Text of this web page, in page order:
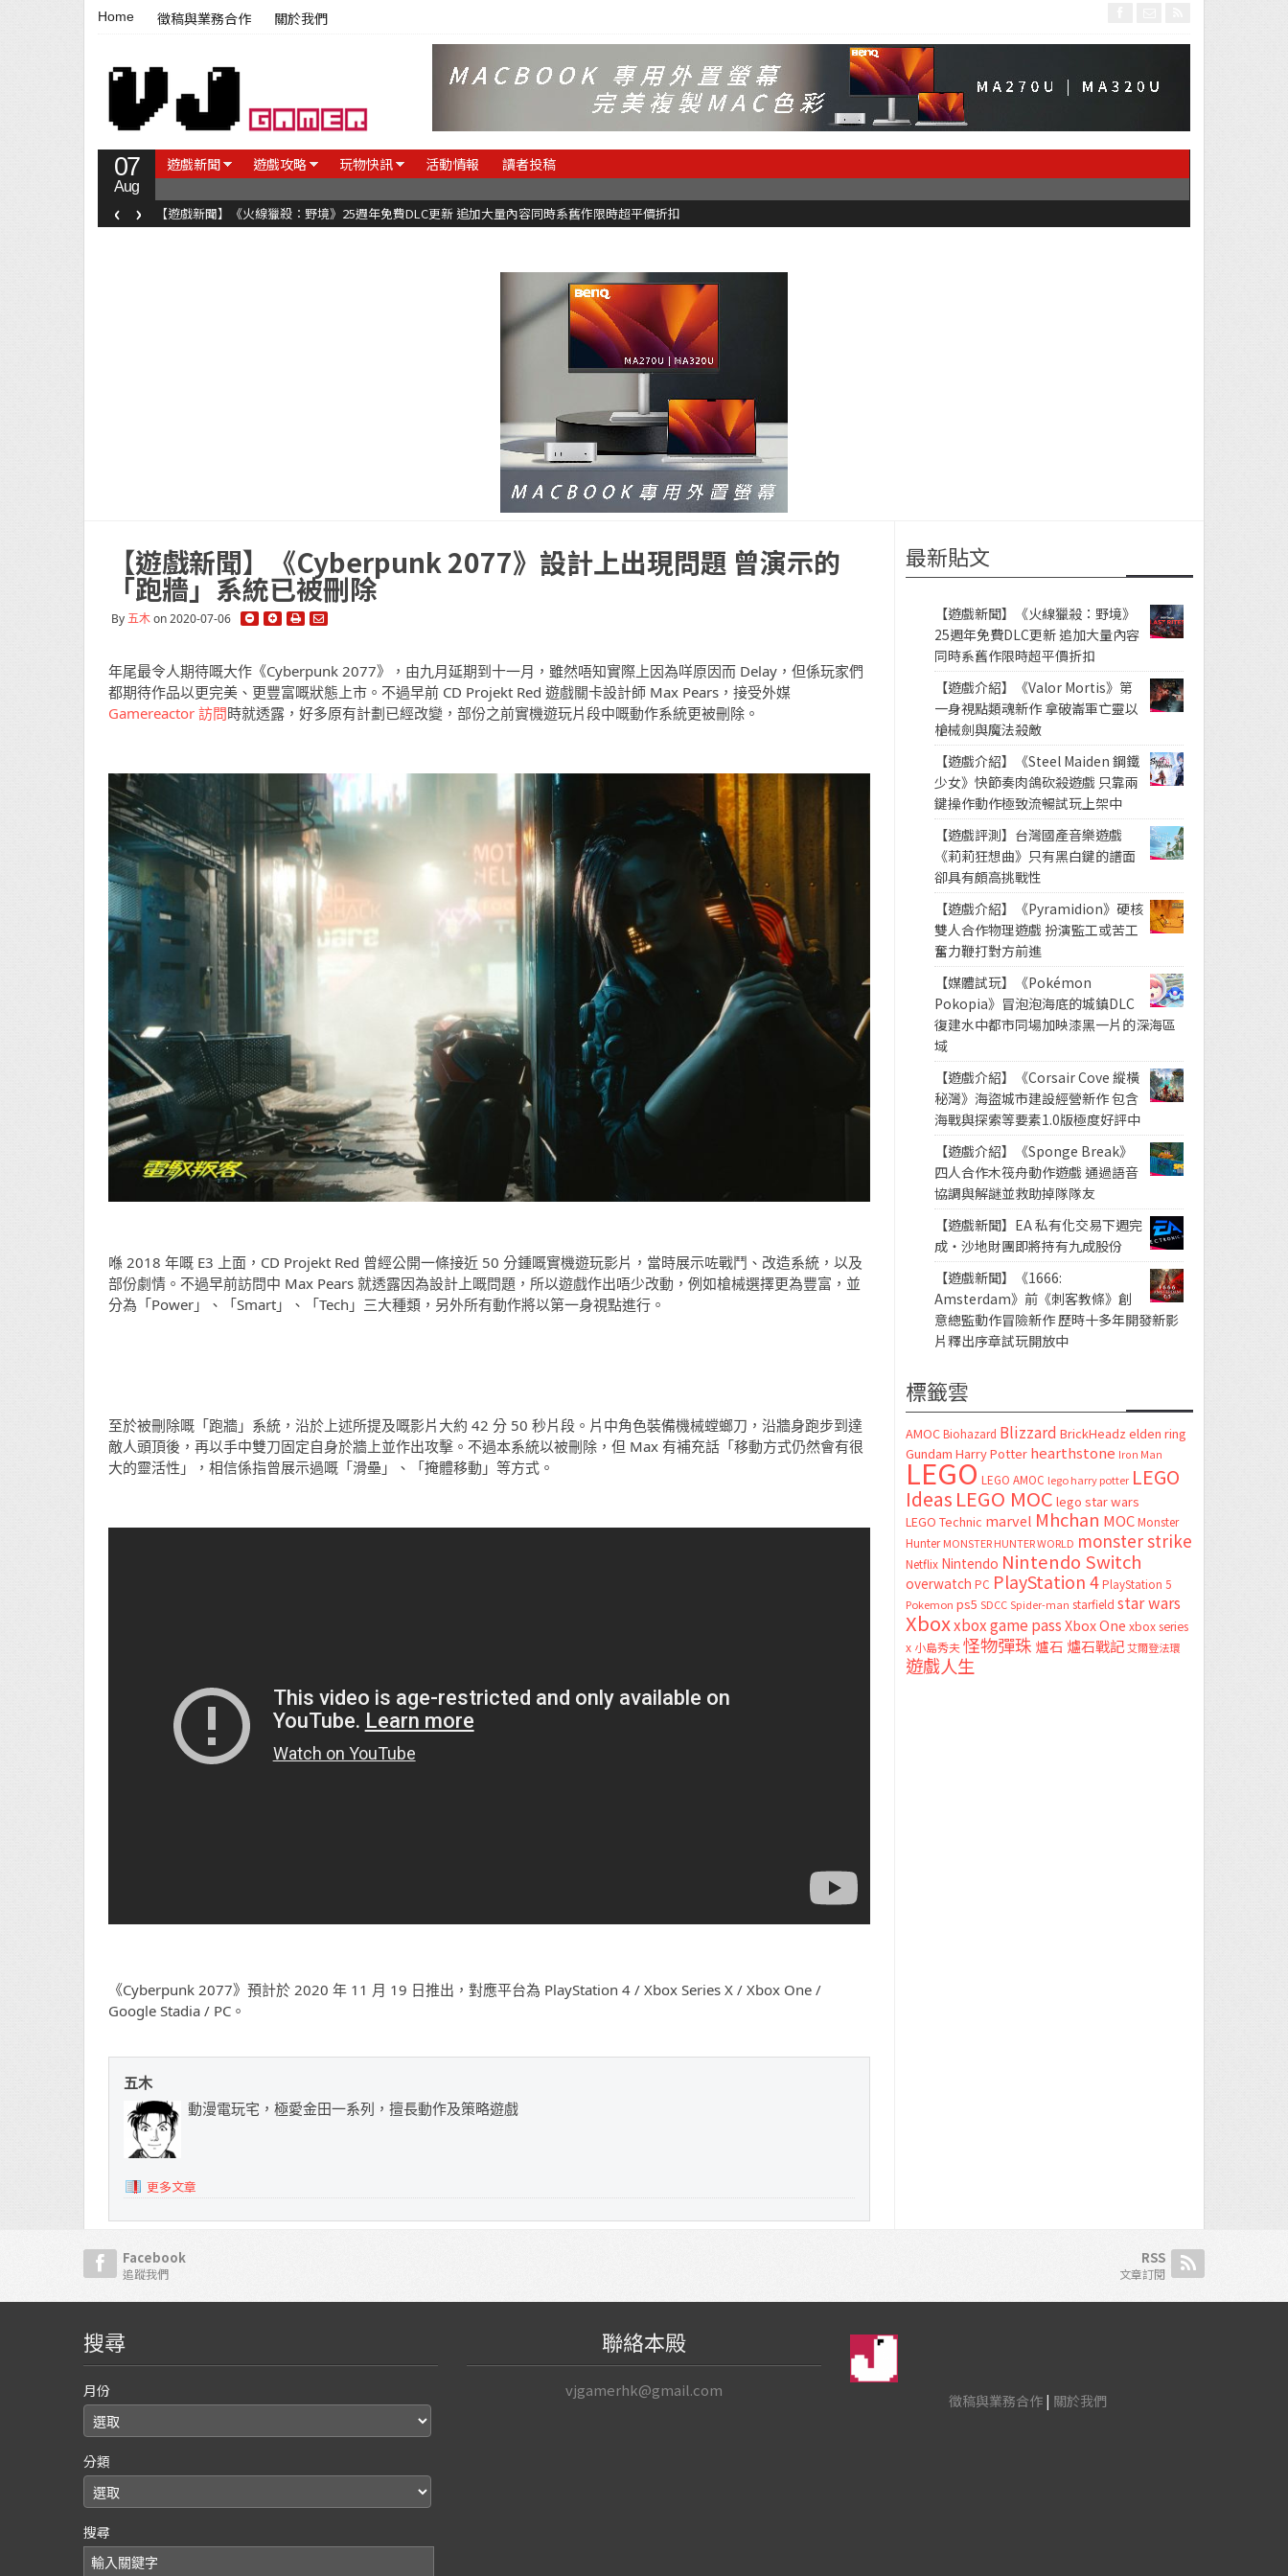
Home 徵稿與業務合作 關於我們
07
Aug
遊戲新聞 遊戲攻略 玩物快訊 活動情報 讀者投稿
【遊戲新聞】《火線獵殺：野境》25週年免費DLC更新 追加大量內容同時系舊作限時超平價折扣
‹ ›
【遊戲新聞】《Cyberpunk 2077》設計上出現問題 曾演示的
「跑牆」系統已被刪除
By五木on 2020-07-06
年尾最令人期待嘅大作《Cyberpunk 2077》，由九月延期到十一月，雖然唔知實際上因為咩原因而 Delay，但係玩家們
都期待作品以更完美、更豐富嘅狀態上市。不過早前 CD Projekt Red 遊戲關卡設計師 Max Pears，接受外媒
Gamereactor 訪問時就透露，好多原有計劃已經改變，部份之前實機遊玩片段中嘅動作系統更被刪除。
喺 2018 年嘅 E3 上面，CD Projekt Red 曾經公開一條接近 50 分鍾嘅實機遊玩影片，當時展示咗戰鬥、改造系統，以及
部份劇情。不過早前訪問中 Max Pears 就透露因為設計上嘅問題，所以遊戲作出唔少改動，例如槍械選擇更為豐富，並
分為「Power」、「Smart」、「Tech」三大種類，另外所有動作將以第一身視點進行。
至於被刪除嘅「跑牆」系統，沿於上述所提及嘅影片大約 42 分 50 秒片段。片中角色裝備機械螳螂刀，沿牆身跑步到達
敵人頭頂後，再以手中雙刀固定自身於牆上並作出攻擊。不過本系統以被刪除，但 Max 有補充話「移動方式仍然會有很
大的靈活性」，相信係指曾展示過嘅「滑壘」、「掩體移動」等方式。
《Cyberpunk 2077》預計於 2020 年 11 月 19 日推出，對應平台為 PlayStation 4 / Xbox Series X / Xbox One /
Google Stadia / PC。
五木
動漫電玩宅，極愛金田一系列，擅長動作及策略遊戲
更多文章
最新貼文
【遊戲新聞】《火線獵殺：野境》
25週年免費DLC更新 追加大量內容
同時系舊作限時超平價折扣
【遊戲介紹】《Valor Mortis》第
一身視點類魂新作 拿破崙軍亡靈以
槍械劍與魔法殺敵
【遊戲介紹】《Steel Maiden 鋼鐵
少女》快節奏肉鴿砍殺遊戲 只靠兩
鍵操作動作極致流暢試玩上架中
【遊戲評測】台灣國產音樂遊戲
《莉莉狂想曲》只有黑白鍵的譜面
卻具有頗高挑戰性
【遊戲介紹】《Pyramidion》硬核
雙人合作物理遊戲 扮演監工或苦工
奮力鞭打對方前進
【媒體試玩】《Pokémon
Pokopia》冒泡泡海底的城鎮DLC
復建水中都市同場加映漆黑一片的深海區
域
【遊戲介紹】《Corsair Cove 縱橫
秘灣》海盜城市建設經營新作 包含
海戰與探索等要素1.0版極度好評中
【遊戲介紹】《Sponge Break》
四人合作木筏舟動作遊戲 通過語音
協調與解謎並救助掉隊隊友
【遊戲新聞】EA 私有化交易下週完
成・沙地財團即將持有九成股份
【遊戲新聞】《1666:
Amsterdam》前《刺客教條》創
意總監動作冒險新作 歷時十多年開發新影
片釋出序章試玩開放中
標籤雲
AMOC Biohazard Blizzard BrickHeadz elden ring
Gundam Harry Potter hearthstone Iron Man
LEGO LEGO AMOC lego harry potter LEGO
Ideas LEGO MOC lego star wars
LEGO Technic marvel Mhchan MOC Monster
Hunter MONSTER HUNTER WORLD monster strike
Netflix Nintendo Nintendo Switch
overwatch PC PlayStation 4 PlayStation 5
Pokemon ps5 SDCC Spider-man starfield star wars
Xboxxbox game passXbox One xbox series
x 小島秀夫怪物彈珠 爐石 爐石戰記艾爾登法環
遊戲人生
Facebook
追蹤我們
RSS
文章訂閱
搜尋
月份
分類
搜尋
聯絡本殿
vjgamerhk@gmail.com
徵稿與業務合作| 關於我們